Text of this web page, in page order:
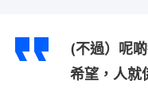
(不過）呢
希望，人就